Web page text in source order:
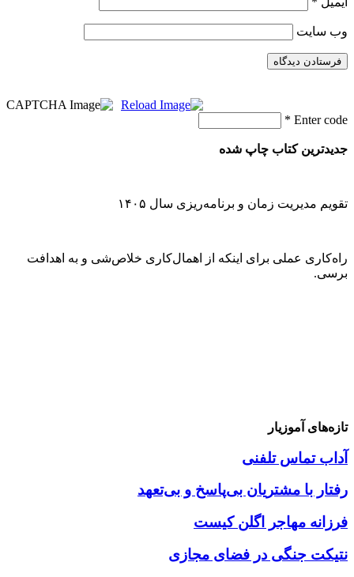
وب‌ سایت
Enter code
*
جدیدترین کتاب چاپ شده
تقویم مدیریت زمان و برنامه‌ریزی سال ۱۴۰۵
راه‌کاری عملی برای اینکه از اهمال‌کاری خلاص‌شی و به اهدافت
برسی.
تازه‌های آموزیار
آداب تماس تلفنی
رفتار با مشتریان بی‌پاسخ و بی‌تعهد
فرزانه مهاجر اگلن کیست
نتیکت جنگی در فضای مجازی